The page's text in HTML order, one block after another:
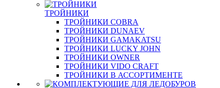
ТРОЙНИКИ
ТРОЙНИКИ COBRA
ТРОЙНИКИ DUNAEV
ТРОЙНИКИ GAMAKATSU
ТРОЙНИКИ LUCKY JOHN
ТРОЙНИКИ OWNER
ТРОЙНИКИ VIDO CRAFT
ТРОЙНИКИ В АССОРТИМЕНТЕ